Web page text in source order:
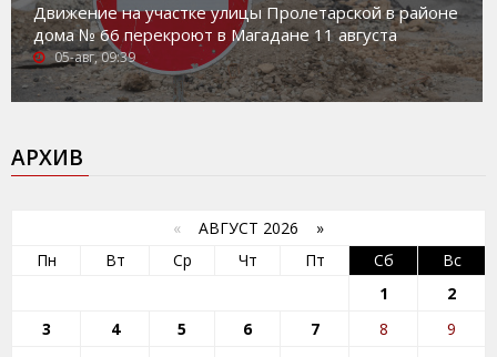
Движение на участке улицы Пролетарской в районе
дома № 66 перекроют в Магадане 11 августа
05-авг, 09:39
АРХИВ
« АВГУСТ 2026 »
Пн
Вт Ср Чт Пт Сб
Вс
1
2
3
4 5 6 7 8
9